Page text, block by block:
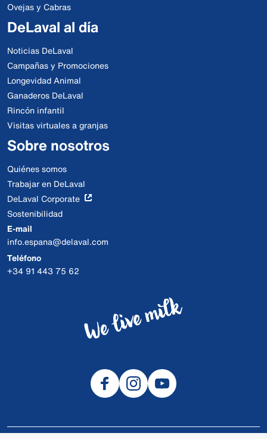
Ovejas y Cabras
DeLaval al día
Noticias DeLaval
Campañas y Promociones
Longevidad Animal
Ganaderos DeLaval
Rincón infantil
Visitas virtuales a granjas
Sobre nosotros
Quiénes somos
Trabajar en DeLaval
DeLaval Corporate
Sostenibilidad
E-mail
info.espana@delaval.com
Teléfono
+34 91 443 75 62